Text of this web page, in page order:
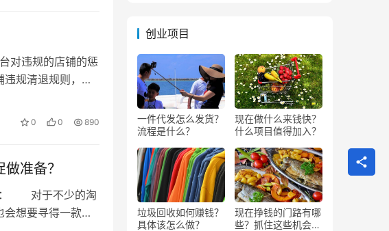
对违规的店铺的惩
规清退规则，而
0 0 890
准备？
： 对于不少的淘
想要寻得一款合
创业项目
一件代发怎么发货？
流程是什么？
现在做什么来钱快？
什么项目值得加入？
垃圾回收如何赚钱？
具体该怎么做？
现在挣钱的门路有哪
些？抓住这些机会闷